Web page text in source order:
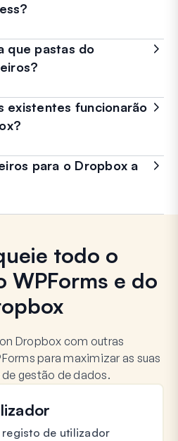
que pastas do
existentes funcionarão
para o Dropbox a
todo o
WPForms e do
Dropbox com outras
para maximizar as suas
gestão de dados.
de utilizador